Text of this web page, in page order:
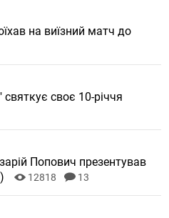
на виїзний матч до
святкує своє 10-річчя
Попович презентував
12818 13